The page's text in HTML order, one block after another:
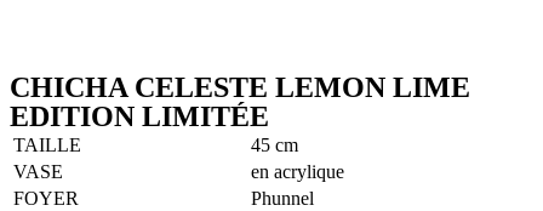
CHICHA CELESTE LEMON LIME
EDITION LIMITÉE
TAILLE
45 cm
VASE
en acrylique
FOYER
Phunnel